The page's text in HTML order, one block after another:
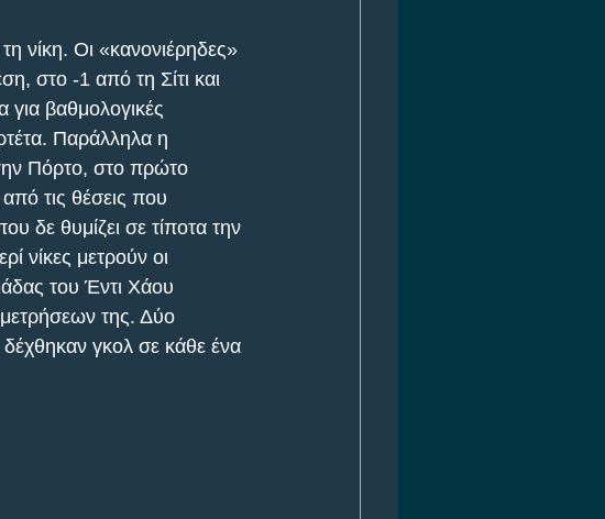
νίκη. Οι «κανονιέρηδες»
στο -1 από τη Σίτι και
βαθμολογικές
Παράλληλα η
Πόρτο, στο πρώτο
τις θέσεις που
δε θυμίζει σε τίποτα την
νίκες μετρούν οι
του Έντι Χάου
της. Δύο
δέχθηκαν γκολ σε κάθε ένα